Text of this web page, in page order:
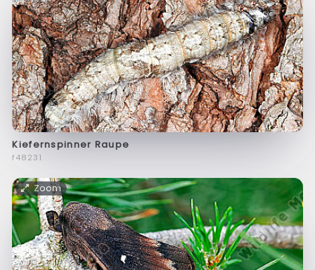
Kiefernspinner Raupe
f48231
Zoom